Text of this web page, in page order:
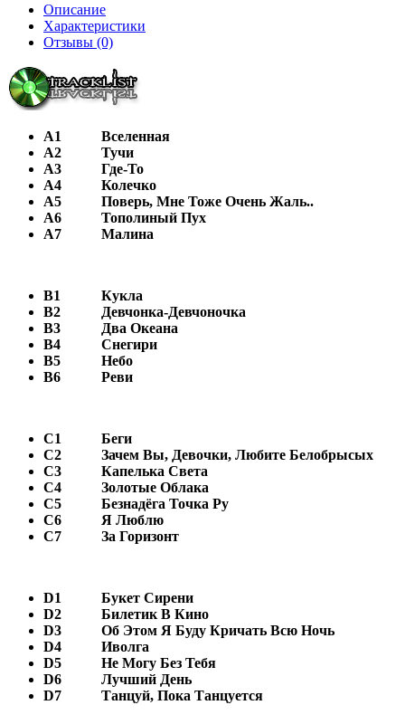
Описание
Характеристики
Отзывы (0)
A1
Вселенная
А2
Тучи
А3
Где-То
А4
Колечко
А5
Поверь, Мне Тоже Очень Жаль..
А6
Тополиный Пух
А7
Малина
В1
Кукла
В2
Девчонка-Девчоночка
В3
Два Океана
В4
Снегири
В5
Небо
В6
Реви
С1
Беги
С2
Зачем Вы, Девочки, Любите Белобрысых
С3
Капелька Света
С4
Золотые Облака
С5
Безнадёга Точка Ру
С6
Я Люблю
С7
За Горизонт
D1
Букет Сирени
D2
Билетик В Кино
D3
Об Этом Я Буду Кричать Всю Ночь
D4
Иволга
D5
Не Могу Без Тебя
D6
Лучший День
D7
Танцуй, Пока Танцуется